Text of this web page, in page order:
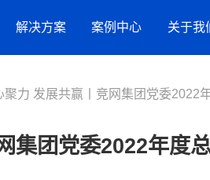
度爱采购
解决方案
决方案
营销
案例中心
服务案例
营销洞察
关于我
竞网
新闻
力 发展共赢丨竞网集团党委2022年度总
集团党委2022年度